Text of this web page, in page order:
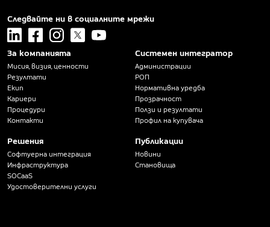
Следвайте ни в социалните мрежи
linkedin facebookinstagram
x youtube
За компанията
Мисия, визия, ценности
Резултати
Екип
Кариери
Процедури
Контакти
Решения
Софтуерна интеграция
Инфраструктура
SOCaaS
Удостоверителни услуги
Системен интегратор
Администрации
РОП
Нормативна уредба
Прозрачност
Ползи и резултати
Профил на купувача
Публикации
Новини
Становища